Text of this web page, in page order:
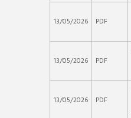
13/05/2026 PDF
13/05/2026 PDF
13/05/2026 PDF